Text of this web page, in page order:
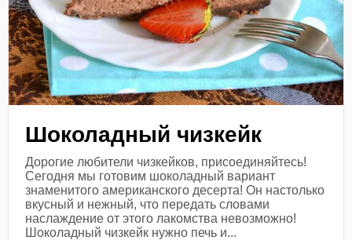
Шоколадный чизкейк
Дорогие любители чизкейков, присоединяйтесь!
Сегодня мы готовим шоколадный вариант
знаменитого американского десерта! Он настолько
вкусный и нежный, что передать словами
наслаждение от этого лакомства невозможно!
Шоколадный чизкейк нужно печь и...